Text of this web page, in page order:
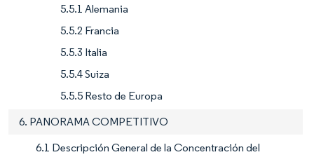
5.5.1 Alemania
5.5.2 Francia
5.5.3 Italia
5.5.4 Suiza
5.5.5 Resto de Europa
6. PANORAMA COMPETITIVO
6.1 Descripción General de la Concentración del